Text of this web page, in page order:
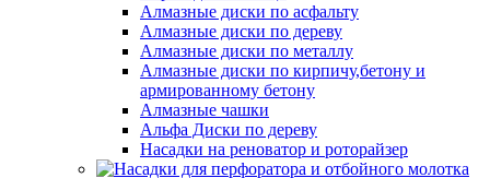
Алмазные диски по асфальту
Алмазные диски по дереву
Алмазные диски по металлу
Алмазные диски по кирпичу,бетону и
армированному бетону
Алмазные чашки
Альфа Диски по дереву
Насадки на реноватор и роторайзер